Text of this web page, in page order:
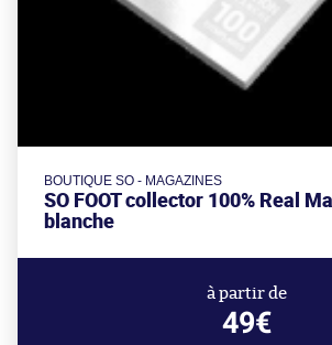
BOUTIQUE SO - MAGAZINES
SO FOOT collector 100% Real
blanche
à partir de
49€